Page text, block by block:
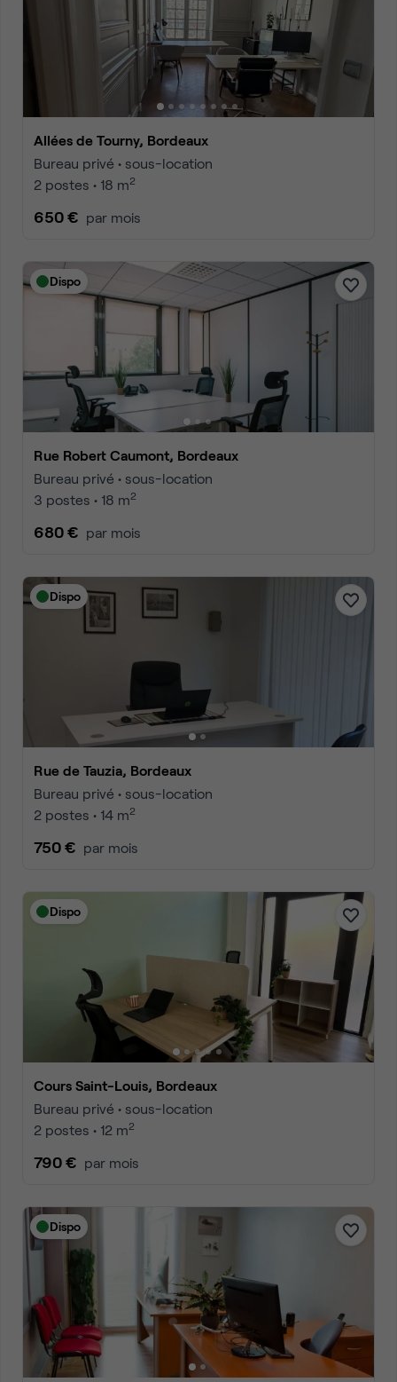
Allées de Tourny, Bordeaux
Bureau privé • sous-location
2 postes • 18 m2
650 € par mois
Dispo
Rue Robert Caumont, Bordeaux
Bureau privé • sous-location
3 postes • 18 m2
680 € par mois
Dispo
Rue de Tauzia, Bordeaux
Bureau privé • sous-location
2 postes • 14 m2
750 € par mois
Dispo
Cours Saint-Louis, Bordeaux
Bureau privé • sous-location
2 postes • 12 m2
790 € par mois
Dispo